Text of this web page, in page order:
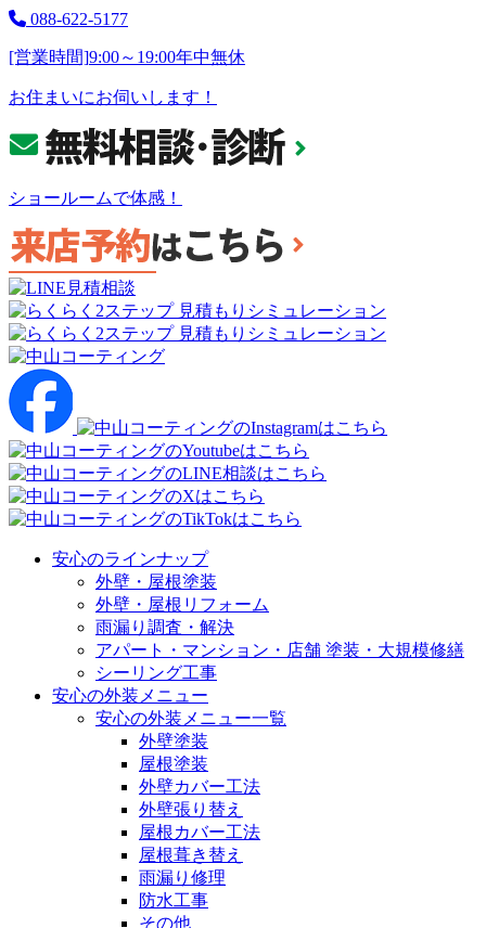
088-622-5177
[営業時間]9:00～19:00年中無休
お住まいにお伺いします！
ショールームで体感！
安心のラインナップ
外壁・屋根塗装
外壁・屋根リフォーム
雨漏り調査・解決
アパート・マンション・店舗 塗装・大規模修繕
シーリング工事
安心の外装メニュー
安心の外装メニュー一覧
外壁塗装
屋根塗装
外壁カバー工法
外壁張り替え
屋根カバー工法
屋根葺き替え
雨漏り修理
防水工事
その他